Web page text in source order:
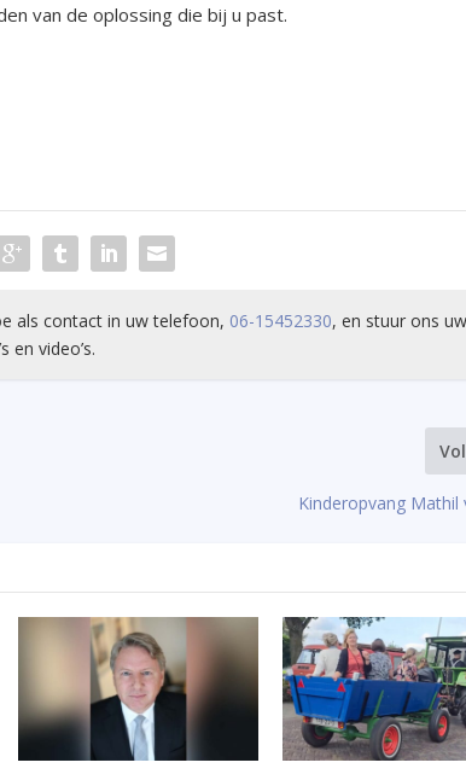
van de oplossing die bij u past.
als contact in uw telefoon, 06-15452330, en stuur ons
en video’s.
Kinderopvang Mathil